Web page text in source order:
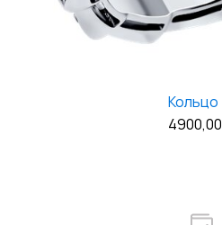
Кольцо
4900,00